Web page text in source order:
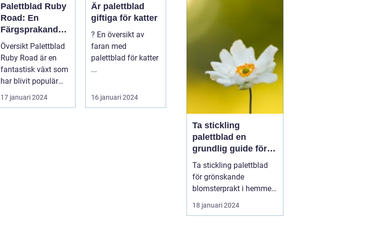
Palettblad Ruby
Road: En
Färgsprakande
Skapelse För
Trädgården
Översikt Palettblad
Ruby Road är en
fantastisk växt som
har blivit populär
bland
trädgårdsentusiast..
17 januari 2024
Är palettblad
giftiga för katter
? En översikt av
faran med
palettblad för katter
...
16 januari 2024
synonymt med den
Ta stickling
palettblad en
grundlig guide för
blomsterentusiaster
Ta stickling palettblad
för grönskande
blomsterprakt i hemmet
18 januari 2024